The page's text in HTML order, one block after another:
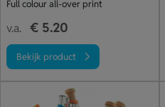
Full colour all-over print
v.a. € 5.20
Bekijk product